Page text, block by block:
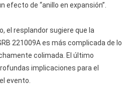
efecto de “anillo en expansión”.
el resplandor sugiere que la
221009A es más complicada de lo
colimada. El último
implicaciones para el
evento.